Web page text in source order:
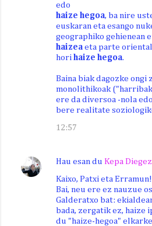
edo
haize hegoa, ba nire
euskaran eta esango
geographiko gehienean
haizea eta parte
hori haize hegoa.
Baina biak dagozke
monolithikoak
ere da diversoa -nola
bere realitate
12:57
Hau esan du Kepa Diegez
Kaixo, Patxi eta Erramun!
Bai, neu ere ez nauzue
Galderatxo bat:
bada, zergatik ez, haize
du "haize-hegoa"